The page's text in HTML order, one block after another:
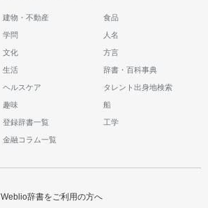
建物・不動産 食品
学問 人名
文化 方言
生活 辞書・百科事典
ヘルスケア タレント出身地検索
趣味 船
登録辞書一覧 工学
金融コラム一覧
Weblio辞書をご利用の方へ